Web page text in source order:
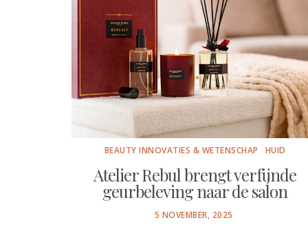
BEAUTY INNOVATIES & WETENSCHAP HUID
Atelier Rebul brengt verfijnde
geurbeleving naar de salon
POSTED
5 NOVEMBER, 2025